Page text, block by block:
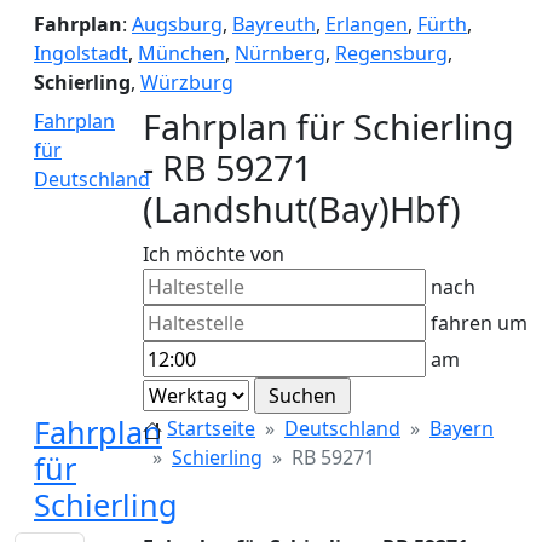
Fahrplan: Augsburg, Bayreuth, Erlangen, Fürth,
Ingolstadt, München, Nürnberg, Regensburg,
Schierling, Würzburg
Fahrplan
für
Deutschland
Fahrplan für Schierling
- RB 59271
(Landshut(Bay)Hbf)
Ich möchte von
nach
fahren um
am
Fahrplan
für
Schierling
Startseite Deutschland
Bayern
Schierling
RB 59271